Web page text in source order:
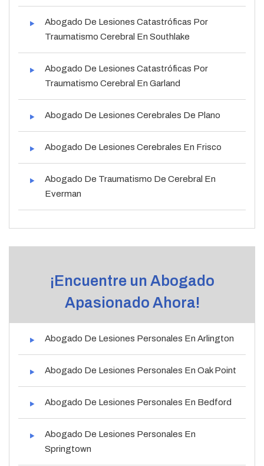
Abogado De Lesiones Catastróficas Por
Traumatismo Cerebral En Southlake
Abogado De Lesiones Catastróficas Por
Traumatismo Cerebral En Garland
Abogado De Lesiones Cerebrales De Plano
Abogado De Lesiones Cerebrales En Frisco
Abogado De Traumatismo De Cerebral En
Everman
¡Encuentre un Abogado
Apasionado Ahora!
Abogado De Lesiones Personales En Arlington
Abogado De Lesiones Personales En Oak Point
Abogado De Lesiones Personales En Bedford
Abogado De Lesiones Personales En
Springtown